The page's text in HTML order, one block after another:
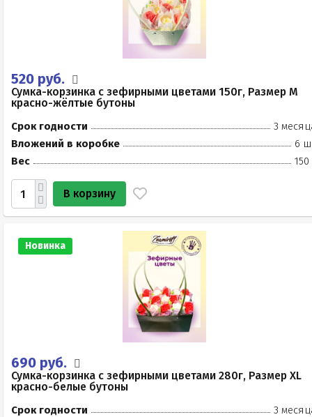
520 руб.
Сумка-корзинка с зефирными цветами 150г, Размер М
красно-жёлтые бутоны
Срок годности
3
Вложений в коробке
6
Вес
150
В корзину
Новинка
690 руб.
Сумка-корзинка с зефирными цветами 280г, Размер XL
красно-белые бутоны
Срок годности
3